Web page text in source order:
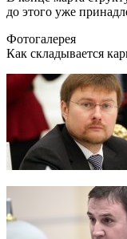
до этого уже
Фотогалерея
Как складывается